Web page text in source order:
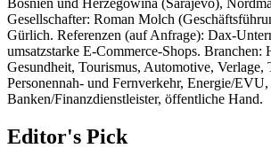
Bosnien und Herzegowina (Sarajevo),
Gesellschafter: Roman Molch
Gürlich. Referenzen (auf Anfrage): Dax-
umsatzstarke E-Commerce-Shops. Branchen:
Gesundheit, Tourismus, Automotive, Verlage,
Personennah- und Fernverkehr, Energie/EVU,
Banken/Finanzdienstleister, öffentliche Hand.
Editor's Pick